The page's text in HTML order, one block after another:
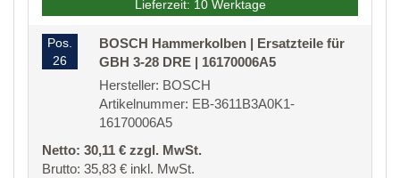
Lieferzeit: 10 Werktage
Pos.
26
BOSCH Hammerkolben | Ersatzteile für
GBH 3-28 DRE | 16170006A5
Hersteller: BOSCH
Artikelnummer: EB-3611B3A0K1-
16170006A5
Netto: 30,11 € zzgl. MwSt.
Brutto: 35,83 € inkl. MwSt.